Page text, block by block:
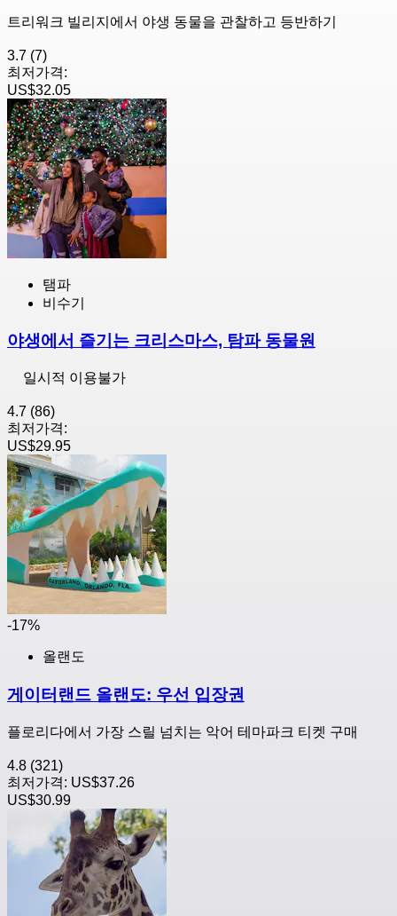
트리워크 빌리지에서 야생 동물을 관찰하고 등반하기
3.7 (7)
최저가격:
US$32.05
탬파
비수기
야생에서 즐기는 크리스마스, 탐파 동물원
일시적 이용불가
4.7 (86)
최저가격:
US$29.95
-17%
올랜도
게이터랜드 올랜도: 우선 입장권
플로리다에서 가장 스릴 넘치는 악어 테마파크 티켓 구매
4.8 (321)
최저가격: US$37.26
US$30.99